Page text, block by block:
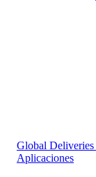
Global Deliveries
Aplicaciones